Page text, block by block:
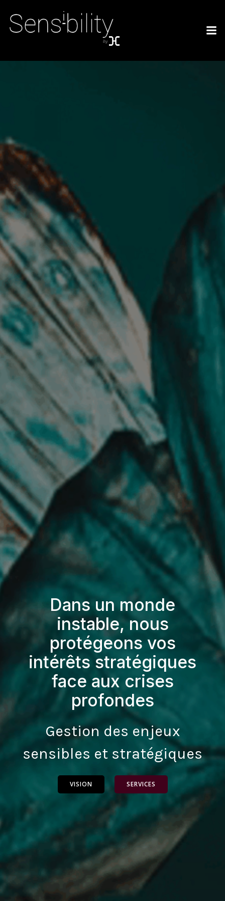
Dans un monde
instable, nous
protégeons vos
intérêts stratégiques
face aux crises
profondes
Gestion des enjeux
sensibles et stratégiques
VISION SERVICES